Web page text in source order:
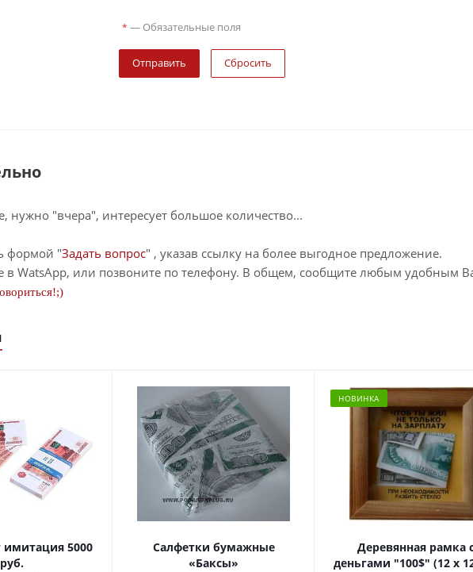
* — Обязательные поля
Сбросить
нужно "вчера", интересует большое количество...
формой "Задать вопрос" , указав ссылку на более выгодное предложение.
WatsApp, или позвоните по телефону. В общем, сообщите любым удобным
имитация 5000
руб.
Салфетки бумажные
«Баксы»
НОВИНКА
Деревянная рамка
деньгами "100$" (12 х